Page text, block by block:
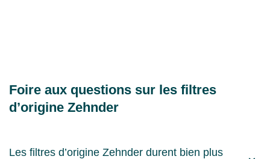
Foire aux questions sur les filtres
d’origine Zehnder
Les filtres d’origine Zehnder durent bien plus